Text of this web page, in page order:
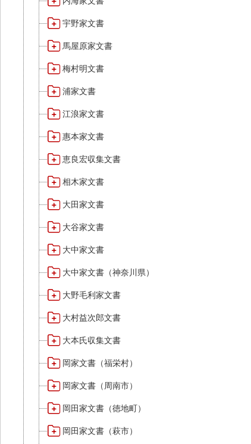
宇野家文書
馬屋原家文書
梅村明文書
浦家文書
江浪家文書
惠本家文書
恵良宏収集文書
相木家文書
大田家文書
大谷家文書
大中家文書
大中家文書（神奈川県）
大野毛利家文書
大村益次郎文書
大本氏収集文書
岡家文書（福栄村）
岡家文書（周南市）
岡田家文書（徳地町）
岡田家文書（萩市）